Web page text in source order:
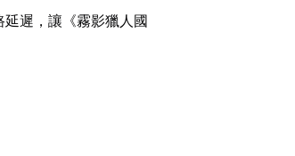
遲，讓《霧影獵人國